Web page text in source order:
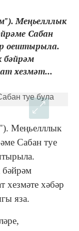
Меңьелллык
Сабан
оештырыла.
бәйрәм
хезмәт...
Меңьелллык
Сабан туе
бәйрәм
хезмәте хәбәр
яза.